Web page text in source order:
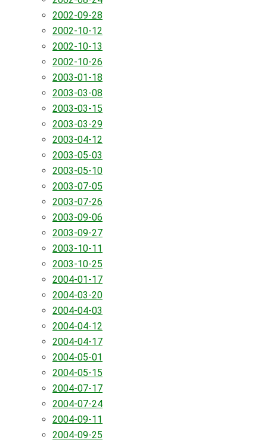
2002-09-28
2002-10-12
2002-10-13
2002-10-26
2003-01-18
2003-03-08
2003-03-15
2003-03-29
2003-04-12
2003-05-03
2003-05-10
2003-07-05
2003-07-26
2003-09-06
2003-09-27
2003-10-11
2003-10-25
2004-01-17
2004-03-20
2004-04-03
2004-04-12
2004-04-17
2004-05-01
2004-05-15
2004-07-17
2004-07-24
2004-09-11
2004-09-25